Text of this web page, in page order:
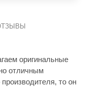
оригинальные
отличным
то он